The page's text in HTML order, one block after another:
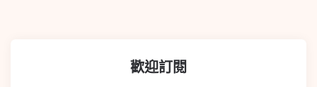
歡迎訂閱